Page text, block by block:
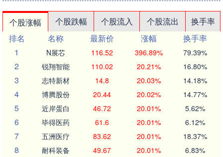
个股涨幅 个股跌幅 个股流入 个股流出
换手率
排名
名称 最新价 涨幅
换手率
1
N展芯 116.52 396.89% 79.39%
2 锐翔智能 110.02 20.21% 16.80%
3 志特新材 14.8 20.03% 14.18%
4 博腾股份 20.44 20.02% 14.77%
5 近岸蛋白 46.72 20.01% 5.62%
6 毕得医药 61.6 20.01% 6.12%
7 五洲医疗 83.62 20.01% 18.37%
8 耐科装备 49.67 20.01% 6.83%